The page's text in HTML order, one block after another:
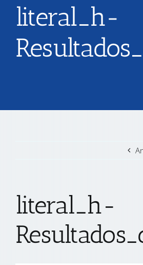
VIALMIN
PRODUCTOS
TRANSPARENCIA
CONTACTO
literal_h-
literal_h-